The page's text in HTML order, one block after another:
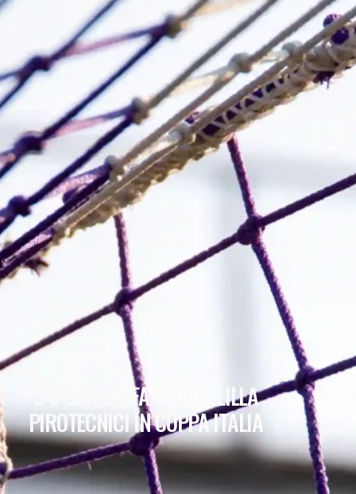
3-3 CON BEFFA FINALE: LILLA
PIROTECNICI IN COPPA ITALIA